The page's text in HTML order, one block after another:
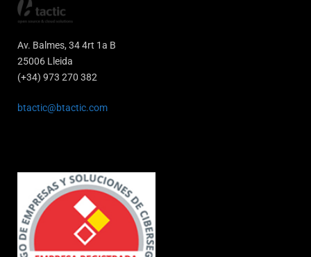
Av. Balmes, 34 4rt 1a B
25006 Lleida
(+34) 973 270 382
btactic@btactic.com